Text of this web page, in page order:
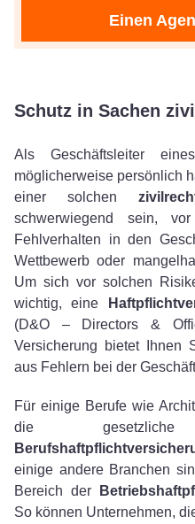
Einen
Schutz in Sachen
Als Geschäftsleiter
möglicherweise persönlich
einer solchen
schwerwiegend sein,
Fehlverhalten in den
Wettbewerb oder
Um sich vor solchen
wichtig, eine
(D&O – Directors &
Versicherung bietet Ihnen
aus Fehlern bei der
Für einige Berufe wie
die
einige andere Branchen
Bereich der
So können Unternehmen,